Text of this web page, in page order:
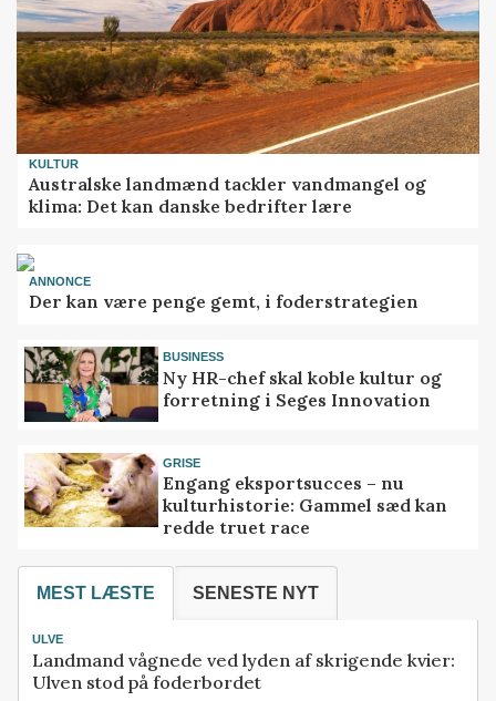
KULTUR
Australske landmænd tackler vandmangel og
klima: Det kan danske bedrifter lære
ANNONCE
Der kan være penge gemt, i foderstrategien
BUSINESS
Ny HR-chef skal koble kultur og
forretning i Seges Innovation
GRISE
Engang eksportsucces – nu
kulturhistorie: Gammel sæd kan
redde truet race
MEST LÆSTE SENESTE NYT
ULVE
Landmand vågnede ved lyden af skrigende kvier:
Ulven stod på foderbordet